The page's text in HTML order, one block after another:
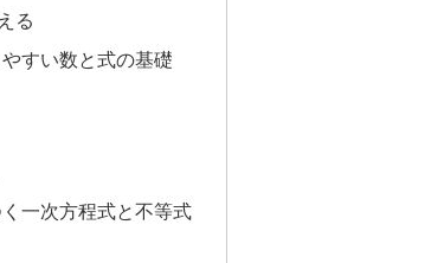
る
すい数と式の基礎
一次方程式と不等式